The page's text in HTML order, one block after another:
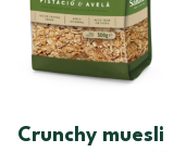
Crunchy muesli